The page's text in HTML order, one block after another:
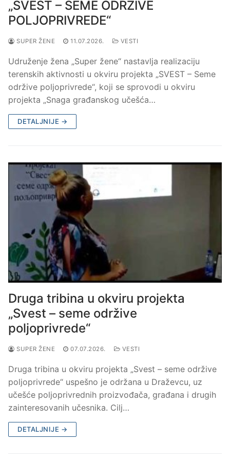
„SVEST – SEME ODRŽIVE
POLJOPRIVREDE“
SUPER ŽENE 11.07.2026. VESTI
Udruženje žena „Super žene“ nastavlja realizaciju
terenskih aktivnosti u okviru projekta „SVEST – Seme
održive poljoprivrede“, koji se sprovodi u okviru
projekta „Snaga građanskog učešća…
DETALJNIJE →
Druga tribina u okviru projekta
„Svest – seme održive
poljoprivrede“
SUPER ŽENE 07.07.2026. VESTI
Druga tribina u okviru projekta „Svest – seme održive
poljoprivrede“ uspešno je održana u Draževcu, uz
učešće poljoprivrednih proizvođača, građana i drugih
zainteresovanih učesnika. Cilj…
DETALJNIJE →